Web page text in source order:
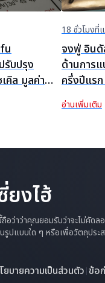
รับปรุง
คิล มูลค่า
18 ชั่วโมงที่
จงฟู่ อินดั
ด้านการ
ครึ่งปีแร
และการข
อ่านเพิ่มเติม
ยงไฮ้
อว่าว่าคุณยอมรับว่าจะไม่คัด
รูปแบบใด ๆ หรือเพื่อวัตถุปร
ยบายความเป็นส่วนตัว |ข้อ